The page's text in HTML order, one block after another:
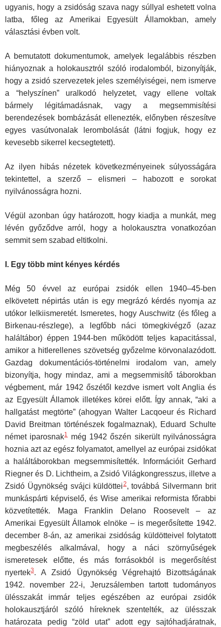
ugyanis, hogy a zsidóság szava nagy súllyal eshetett volna
latba, főleg az Amerikai Egyesült Államokban, amely
választási évben volt.
A bemutatott dokumentumok, amelyek legalábbis részben
hiányoznak a holokausztról szóló irodalomból, bizonyítják,
hogy a zsidó szervezetek jeles személyiségei, nem ismerve
a “helyszínen” uralkodó helyzetet, vagy ellene voltak
bármely légitámadásnak, vagy a megsemmisítési
berendezések bombázását ellenezték, előnyben részesítve
egyes vasútvonalak lerombolását (látni fogjuk, hogy ez
kevesebb sikerrel kecsegtetett).
Az ilyen hibás nézetek következményeinek súlyosságára
tekintettel, a szerző – elismeri – habozott e sorokat
nyilvánosságra hozni.
Végül azonban úgy határozott, hogy kiadja a munkát, meg
lévén győződve arról, hogy a holokausztra vonatkozóan
semmit sem szabad eltitkolni.
I. Egy több mint kényes kérdés
Még 50 évvel az európai zsidók ellen 1940–45-ben
elkövetett népirtás után is egy megrázó kérdés nyomja az
utókor lelkiismeretét. Ismeretes, hogy Auschwitz (és főleg a
Birkenau-részlege), a legfőbb náci tömegkivégző (azaz
haláltábor) éppen 1944-ben működött teljes kapacitással,
amikor a hitlerellenes szövetség győzelme körvonalazódott.
Gazdag dokumentációs-történelmi irodalom van, amely
bizonyítja, hogy mindaz, ami a megsemmisítő táborokban
végbement, már 1942 őszétől kezdve ismert volt Anglia és
az Egyesült Államok illetékes körei előtt. Így annak, “aki a
hallgatást megtörte” (ahogyan Walter Lacqoeur és Richard
David Breitman történészek fogalmaznak), Eduard Schulte
német iparosnak1még 1942 őszén sikerült nyilvánosságra
hoznia azt az egész folyamatot, amellyel az európai zsidókat
a haláltáborokban megsemmisítették. Információit Gerhard
Riegner és D. Lichtheim, a Zsidó Világkongresszus, illetve a
Zsidó Ügynökség svájci küldöttei2, továbbá Silvermann brit
munkáspárti képviselő, és Wise amerikai reformista főrabbi
közvetítették. Maga Franklin Delano Roosevelt – az
Amerikai Egyesült Államok elnöke – is megerősítette 1942.
december 8-án, az amerikai zsidóság küldötteivel folytatott
megbeszélés alkalmával, hogy a náci szörnyűségek
ismeretesek előtte, és más forrásokból is megerősítést
nyertek3. A Zsidó Ügynökség Végrehajtó Bizottságának
1942. november 22-i, Jeruzsálemben tartott tudományos
ülésszakát immár teljes egészében az európai zsidók
holokausztjáról szóló híreknek szentelték, az ülésszak
határozata pedig “zöld utat” adott egy sajtóhadjáratnak,